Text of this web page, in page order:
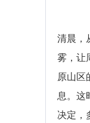
清晨，
雾，让
原山区
息。这
决定，